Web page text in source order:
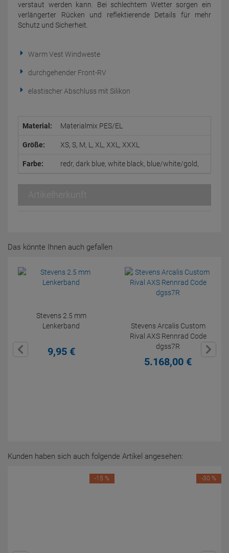
verstaut werden kann. Bei schlechtem Wetter sorgen ein
verlängerter Rücken und reflektierende Details für mehr
Schutz und Sicherheit.
Warm Vest Windweste
durchgehender Front-RV
elastischer Abschluss mit Silikon
Material: Materialmix PES/EL
Größe: XS, S, M, L, XL, XXL, XXXL
Farbe: redr, dark blue, white black, blue/white/gold,
Artikelherkunft
Das könnte Ihnen auch gefallen
Stevens 2.5 mm
Lenkerband
9,95 €
Stevens Arcalis Custom
Rival AXS Rennrad Code
dgss7R
5.168,00 €
Kunden haben sich auch folgende Artikel angesehen:
-15 % -30 %